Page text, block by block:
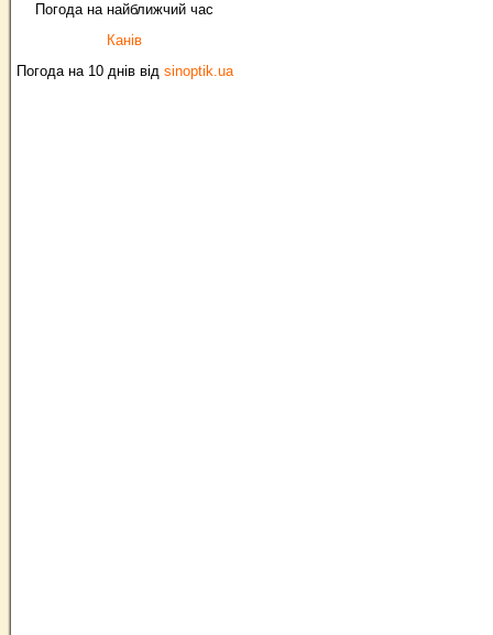
Погода на найближчий час
Канів
Погода на 10 днів від sinoptik.ua